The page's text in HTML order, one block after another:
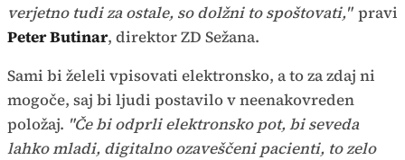
verjetno tudi za ostale, so dolžni to spoštovati," pravi
Peter Butinar, direktor ZD Sežana.
Sami bi želeli vpisovati elektronsko, a to za zdaj ni
mogoče, saj bi ljudi postavilo v neenakovreden
položaj. "Če bi odprli elektronsko pot, bi seveda
lahko mladi, digitalno ozaveščeni pacienti, to zelo